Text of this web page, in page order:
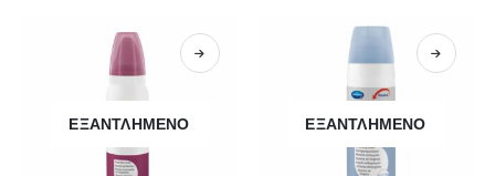
ΕΞΑΝΤΛΗΜΈΝΟ ΕΞΑΝΤΛΗΜΈΝΟ